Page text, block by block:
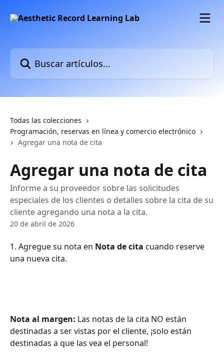
Buscar artículos...
Todas las colecciones
Programación, reservas en línea y comercio electrónico
Agregar una nota de cita
Agregar una nota de cita
Informe a su proveedor sobre las solicitudes
especiales de los clientes o detalles sobre la cita de su
cliente agregando una nota a la cita.
20 de abril de 2026
1. Agregue su nota en Nota de cita cuando reserve
una nueva cita.
Nota al margen: Las notas de la cita NO están
destinadas a ser vistas por el cliente, ¡solo están
destinadas a que las vea el personal!